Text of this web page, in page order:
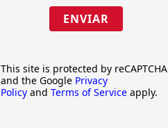
ENVIAR
This site is protected by reCAPTCHA
and the Google Privacy
Policy and Terms of Service apply.